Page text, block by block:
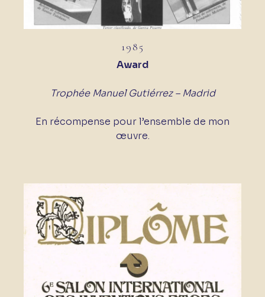
1985
Award
Trophée Manuel Gutiérrez – Madrid
En récompense pour l’ensemble de mon
œuvre.